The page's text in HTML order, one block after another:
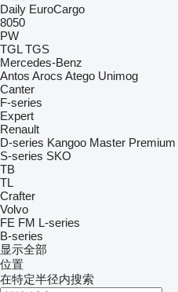
Daily EuroCargo
8050
PW
TGL TGS
Mercedes-Benz
Antos Arocs Atego Unimog
Canter
F-series
Expert
Renault
D-series Kangoo Master Premium
S-series SKO
TB
TL
Crafter
Volvo
FE FM L-series
B-series
显示全部
位置
在特定半径内搜索